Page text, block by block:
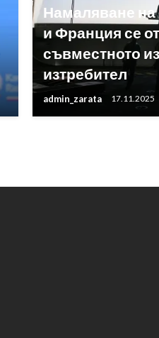
Намаляване
и Франция се
съвместното
изтребител
admin_zarata 17.11.2025